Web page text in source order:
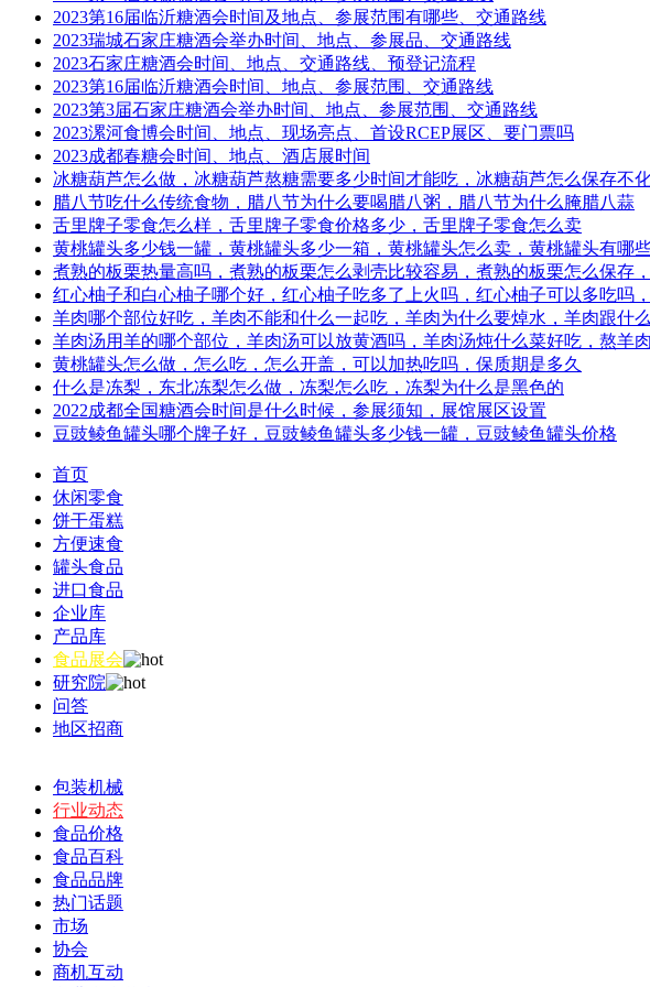
2023第16届临沂糖酒会时间及地点、参展范围有哪些、交通路线
2023瑞城石家庄糖酒会举办时间、地点、参展品、交通路线
2023石家庄糖酒会时间、地点、交通路线、预登记流程
2023第16届临沂糖酒会时间、地点、参展范围、交通路线
2023第3届石家庄糖酒会举办时间、地点、参展范围、交通路线
2023漯河食博会时间、地点、现场亮点、首设RCEP展区、要门票吗
2023成都春糖会时间、地点、酒店展时间
冰糖葫芦怎么做，冰糖葫芦熬糖需要多少时间才能吃，冰糖葫芦怎么保存不
腊八节吃什么传统食物，腊八节为什么要喝腊八粥，腊八节为什么腌腊八蒜
舌里牌子零食怎么样，舌里牌子零食价格多少，舌里牌子零食怎么卖
黄桃罐头多少钱一罐，黄桃罐头多少一箱，黄桃罐头怎么卖，黄桃罐头有哪
煮熟的板栗热量高吗，煮熟的板栗怎么剥壳比较容易，煮熟的板栗怎么保存
红心柚子和白心柚子哪个好，红心柚子吃多了上火吗，红心柚子可以多吃吗
羊肉哪个部位好吃，羊肉不能和什么一起吃，羊肉为什么要焯水，羊肉跟什
羊肉汤用羊的哪个部位，羊肉汤可以放黄酒吗，羊肉汤炖什么菜好吃，熬羊
黄桃罐头怎么做，怎么吃，怎么开盖，可以加热吃吗，保质期是多久
什么是冻梨，东北冻梨怎么做，冻梨怎么吃，冻梨为什么是黑色的
2022成都全国糖酒会时间是什么时候，参展须知，展馆展区设置
豆豉鲮鱼罐头哪个牌子好，豆豉鲮鱼罐头多少钱一罐，豆豉鲮鱼罐头价格
首页
休闲零食
饼干蛋糕
方便速食
罐头食品
进口食品
企业库
产品库
食品展会
研究院
问答
地区招商
包装机械
行业动态
食品价格
食品百科
食品品牌
热门话题
市场
协会
商机互动